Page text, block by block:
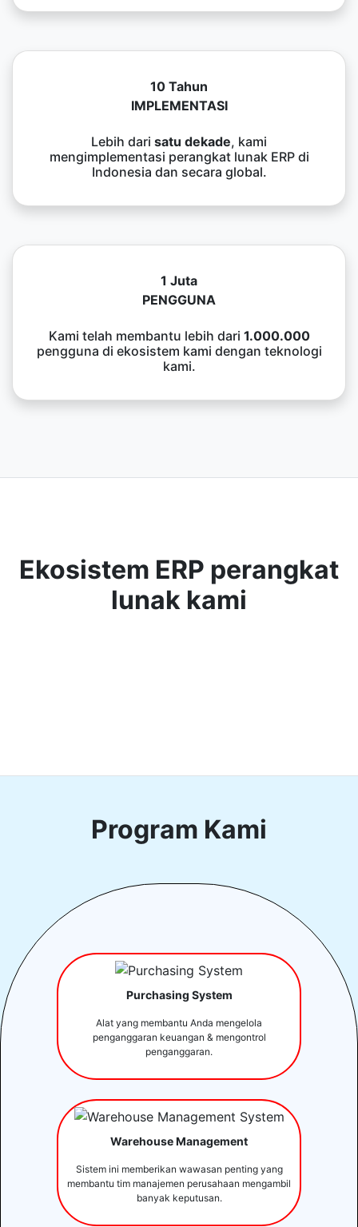
10 Tahun
IMPLEMENTASI
Lebih dari satu dekade, kami
mengimplementasi perangkat lunak ERP di
Indonesia dan secara global.
1 Juta
PENGGUNA
Kami telah membantu lebih dari 1.000.000
pengguna di ekosistem kami dengan teknologi
kami.
Ekosistem ERP perangkat
lunak kami
Program Kami
Purchasing System
Alat yang membantu Anda mengelola
penganggaran keuangan & mengontrol
penganggaran.
Warehouse Management
Sistem ini memberikan wawasan penting yang
membantu tim manajemen perusahaan mengambil
banyak keputusan.